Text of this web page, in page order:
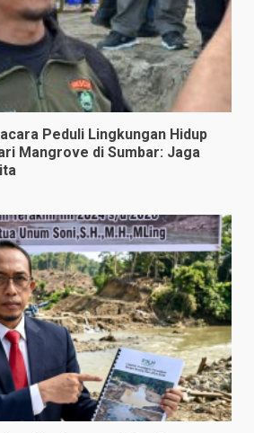
Peduli Lingkungan Hidup
Mangrove di Sumbar: Jaga